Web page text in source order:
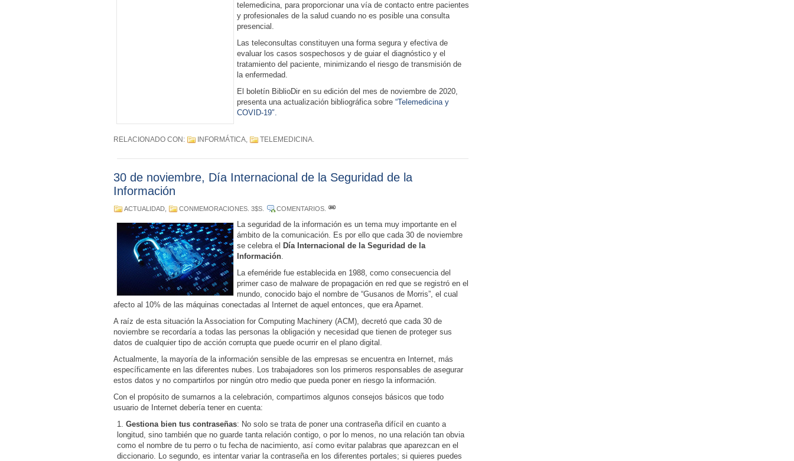
telemedicina, para proporcionar una vía de contacto entre pacientes
y profesionales de la salud cuando no es posible una consulta
presencial.
Las teleconsultas constituyen una forma segura y efectiva de
evaluar los casos sospechosos y de guiar el diagnóstico y el
tratamiento del paciente, minimizando el riesgo de transmisión de
la enfermedad.
El boletín BiblioDir en su edición del mes de noviembre de 2020,
presenta una actualización bibliográfica sobre “Telemedicina y
COVID-19″.
RELACIONADO CON: INFORMÁTICA, TELEMEDICINA.
30 de noviembre, Día Internacional de la Seguridad de la
Información
ACTUALIDAD CONMEMORACIONES . 3$S. COMENTARIOS
La seguridad de la información es un tema muy importante en el
ámbito de la comunicación. Es por ello que cada 30 de noviembre
se celebra el Día Internacional de la Seguridad de la
Información.
La efeméride fue establecida en 1988, como consecuencia del
primer caso de malware de propagación en red que se registró en el
mundo, conocido bajo el nombre de “Gusanos de Morris”, el cual
afecto al 10% de las máquinas conectadas al Internet de aquel entonces, que era Aparnet.
A raíz de esta situación la Association for Computing Machinery (ACM), decretó que cada 30 de
noviembre se recordaría a todas las personas la obligación y necesidad que tienen de proteger sus
datos de cualquier tipo de acción corrupta que puede ocurrir en el plano digital.
Actualmente, la mayoría de la información sensible de las empresas se encuentra en Internet, más
específicamente en las diferentes nubes. Los trabajadores son los primeros responsables de asegurar
estos datos y no compartirlos por ningún otro medio que pueda poner en riesgo la información.
Con el propósito de sumarnos a la celebración, compartimos algunos consejos básicos que todo
usuario de Internet debería tener en cuenta:
Gestiona bien tus contraseñas: No solo se trata de poner una contraseña difícil en cuanto a
longitud, sino también que no guarde tanta relación contigo, o por lo menos, no una relación tan obvia
como el nombre de tu perro o tu fecha de nacimiento, así como evitar palabras que aparezcan en el
diccionario. Lo segundo, es intentar variar la contraseña en los diferentes portales; si quieres puedes